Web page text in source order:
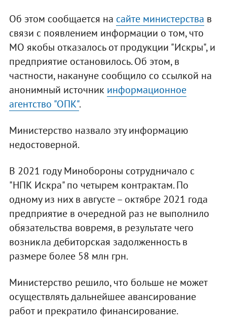
Об этом сообщается на сайте министерства в
связи с появлением информации о том, что
МО якобы отказалось от продукции "Искры", и
предприятие остановилось. Об этом, в
частности, накануне сообщило со ссылкой на
анонимный источник информационное
агентство "ОПК".
Министерство назвало эту информацию
недостоверной.
В 2021 году Минобороны сотрудничало с
"НПК Искра" по четырем контрактам. По
одному из них в августе – октябре 2021 года
предприятие в очередной раз не выполнило
обязательства вовремя, в результате чего
возникла дебиторская задолженность в
размере более 58 млн грн.
Министерство решило, что больше не может
осуществлять дальнейшее авансирование
работ и прекратило финансирование.